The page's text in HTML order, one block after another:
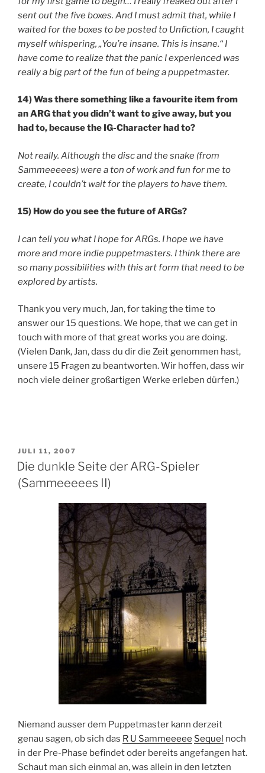
sent out the five boxes. And I must admit that, while I
waited for the boxes to be posted to Unfiction, I caught
myself whispering, „You’re insane. This is insane.“ I
have come to realize that the panic I experienced was
really a big part of the fun of being a puppetmaster.
14) Was there something like a favourite item from
an ARG that you didn’t want to give away, but you
had to, because the IG-Character had to?
Not really. Although the disc and the snake (from
Sammeeeees) were a ton of work and fun for me to
create, I couldn’t wait for the players to have them.
15) How do you see the future of ARGs?
I can tell you what I hope for ARGs. I hope we have
more and more indie puppetmasters. I think there are
so many possibilities with this art form that need to be
explored by artists.
Thank you very much, Jan, for taking the time to
answer our 15 questions. We hope, that we can get in
touch with more of that great works you are doing.
(Vielen Dank, Jan, dass du dir die Zeit genommen hast,
unsere 15 Fragen zu beantworten. Wir hoffen, dass wir
noch viele deiner großartigen Werke erleben dürfen.)
VERÖFFENTLICHT
AM
JULI 11, 2007
Die dunkle Seite der ARG-Spieler
(Sammeeeees II)
Niemand ausser dem Puppetmaster kann derzeit
genau sagen, ob sich das R U Sammeeeee Sequel noch
in der Pre-Phase befindet oder bereits angefangen hat.
Schaut man sich einmal an, was allein in den letzten